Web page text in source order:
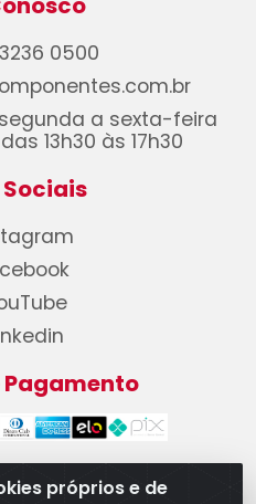
próprios e de
0500
a sexta-feira
13h30 às 17h30
Sociais
Pagamento